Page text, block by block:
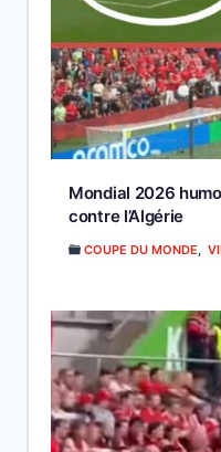
Mondial 2026
contre l’Algérie
COUPE DU MONDE